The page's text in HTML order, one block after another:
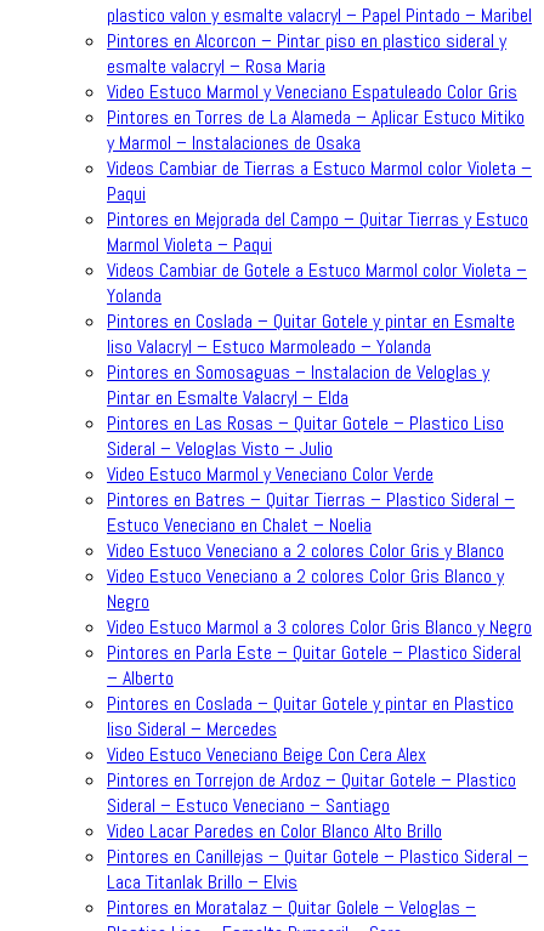
plastico valon y esmalte valacryl – Papel Pintado – Maribel
Pintores en Alcorcon – Pintar piso en plastico sideral y
esmalte valacryl – Rosa Maria
Video Estuco Marmol y Veneciano Espatuleado Color Gris
Pintores en Torres de La Alameda – Aplicar Estuco Mitiko
y Marmol – Instalaciones de Osaka
Videos Cambiar de Tierras a Estuco Marmol color Violeta –
Paqui
Pintores en Mejorada del Campo – Quitar Tierras y Estuco
Marmol Violeta – Paqui
Videos Cambiar de Gotele a Estuco Marmol color Violeta –
Yolanda
Pintores en Coslada – Quitar Gotele y pintar en Esmalte
liso Valacryl – Estuco Marmoleado – Yolanda
Pintores en Somosaguas – Instalacion de Veloglas y
Pintar en Esmalte Valacryl – Elda
Pintores en Las Rosas – Quitar Gotele – Plastico Liso
Sideral – Veloglas Visto – Julio
Video Estuco Marmol y Veneciano Color Verde
Pintores en Batres – Quitar Tierras – Plastico Sideral –
Estuco Veneciano en Chalet – Noelia
Video Estuco Veneciano a 2 colores Color Gris y Blanco
Video Estuco Veneciano a 2 colores Color Gris Blanco y
Negro
Video Estuco Marmol a 3 colores Color Gris Blanco y Negro
Pintores en Parla Este – Quitar Gotele – Plastico Sideral
– Alberto
Pintores en Coslada – Quitar Gotele y pintar en Plastico
liso Sideral – Mercedes
Video Estuco Veneciano Beige Con Cera Alex
Pintores en Torrejon de Ardoz – Quitar Gotele – Plastico
Sideral – Estuco Veneciano – Santiago
Video Lacar Paredes en Color Blanco Alto Brillo
Pintores en Canillejas – Quitar Gotele – Plastico Sideral –
Laca Titanlak Brillo – Elvis
Pintores en Moratalaz – Quitar Golele – Veloglas –